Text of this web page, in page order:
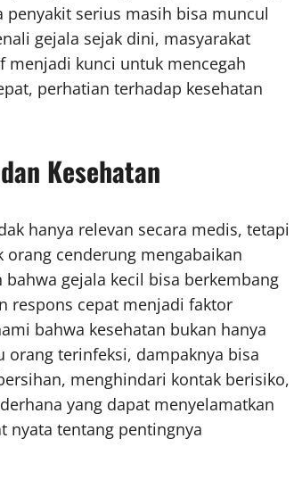
serius masih bisa muncul
gejala sejak dini, masyarakat
menjadi kunci untuk mencegah
perhatian terhadap kesehatan
Kesehatan
hanya relevan secara medis, tetapi
orang cenderung mengabaikan
gejala kecil bisa berkembang
respons cepat menjadi faktor
bahwa kesehatan bukan hanya
terinfeksi, dampaknya bisa
menghindari kontak berisiko,
yang dapat menyelamatkan
nyata tentang pentingnya